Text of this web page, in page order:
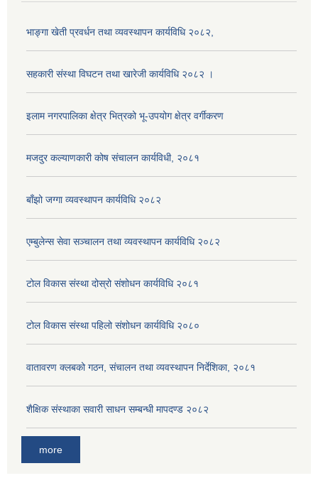
भाङ्गा खेती प्रवर्धन तथा व्यवस्थापन कार्यविधि २०८२,
सहकारी संस्था विघटन तथा खारेजी कार्यविधि २०८२ ।
इलाम नगरपालिका क्षेत्र भित्रको भू-उपयोग क्षेत्र वर्गीकरण
मजदुर कल्याणकारी कोष संचालन कार्यविधी, २०८१
बाँझो जग्गा व्यवस्थापन कार्यविधि २०८२
एम्बुलेन्स सेवा सञ्चालन तथा व्यवस्थापन कार्यविधि २०८२
टोल विकास संस्था दोस्रो संशोधन कार्यविधि २०८१
टोल विकास संस्था पहिलो संशोधन कार्यविधि २०८०
वातावरण क्लबको गठन, संचालन तथा व्यवस्थापन निर्देशिका, २०८१
शैक्षिक संस्थाका सवारी साधन सम्बन्धी मापदण्ड २०८२
more